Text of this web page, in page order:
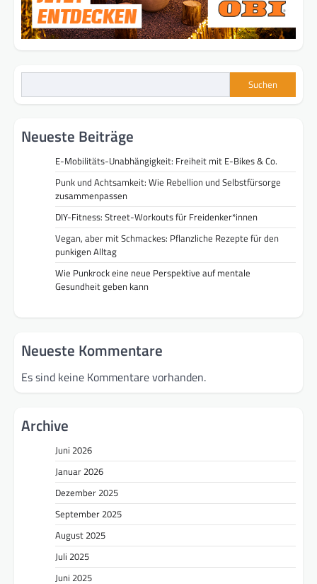
Suchen
Neueste Beiträge
E-Mobilitäts-Unabhängigkeit: Freiheit mit E-Bikes & Co.
Punk und Achtsamkeit: Wie Rebellion und Selbstfürsorge
zusammenpassen
DIY-Fitness: Street-Workouts für Freidenker*innen
Vegan, aber mit Schmackes: Pflanzliche Rezepte für den
punkigen Alltag
Wie Punkrock eine neue Perspektive auf mentale
Gesundheit geben kann
Neueste Kommentare
Es sind keine Kommentare vorhanden.
Archive
Juni 2026
Januar 2026
Dezember 2025
September 2025
August 2025
Juli 2025
Juni 2025